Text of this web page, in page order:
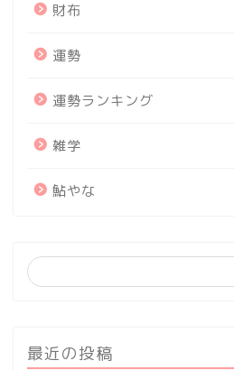
財布
運勢
運勢ランキング
雑学
鮎やな
最近の投稿